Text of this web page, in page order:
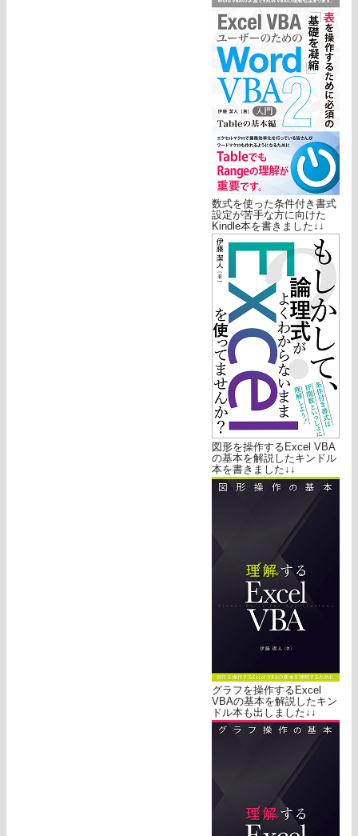
数式を使った条件付き書式
設定が苦手な方に向けた
Kindle本を書きました↓↓
図形を操作するExcel VBA
の基本を解説したキンドル
本を書きました↓↓
グラフを操作するExcel
VBAの基本を解説したキン
ドル本も出しました↓↓